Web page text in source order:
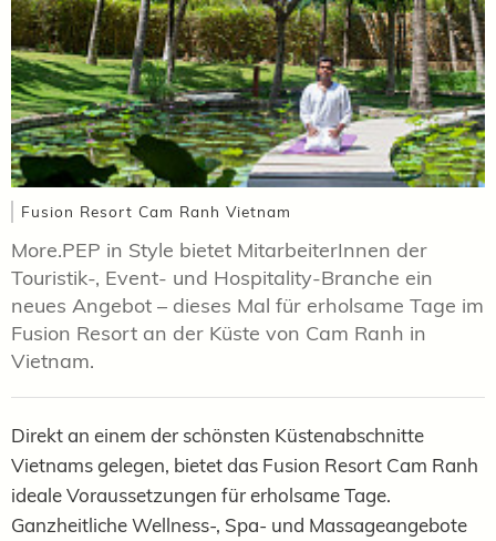
Fusion Resort Cam Ranh Vietnam
More.PEP in Style bietet MitarbeiterInnen der
Touristik-, Event- und Hospitality-Branche ein
neues Angebot – dieses Mal für erholsame Tage im
Fusion Resort an der Küste von Cam Ranh in
Vietnam.
Direkt an einem der schönsten Küstenabschnitte
Vietnams gelegen, bietet das Fusion Resort Cam Ranh
ideale Voraussetzungen für erholsame Tage.
Ganzheitliche Wellness-, Spa- und Massageangebote